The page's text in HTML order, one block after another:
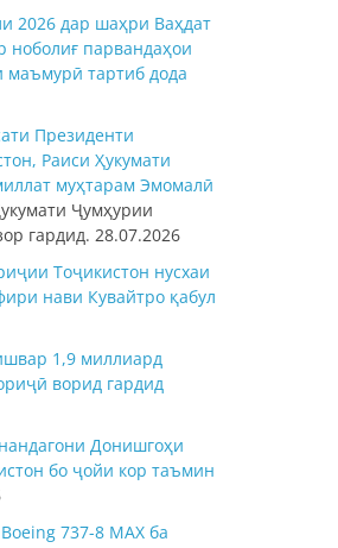
2026 дар шаҳри Ваҳдат
ноболиғ парвандаҳои
маъмурӣ тартиб дода
Президенти
Раиси Ҳукумати
муҳтарам Эмомалӣ
Ҷумҳурии
гардид. 28.07.2026
Тоҷикистон нусхаи
нави Кувайтро қабул
1,9 миллиард
ворид гардид
Донишгоҳи
бо ҷойи кор таъмин
737-8 MAX ба